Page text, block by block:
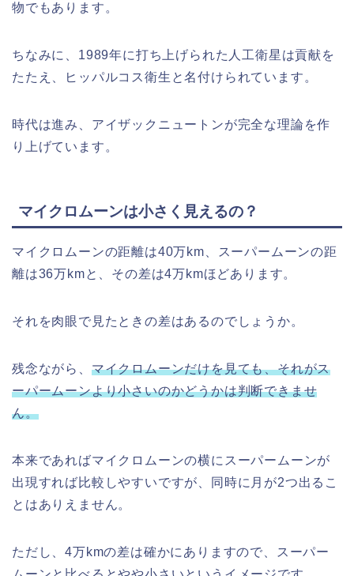
物でもあります。
ちなみに、1989年に打ち上げられた人工衛星は貢献を
たたえ、ヒッパルコス衛生と名付けられています。
時代は進み、アイザックニュートンが完全な理論を作
り上げています。
マイクロムーンは小さく見えるの？
マイクロムーンの距離は40万km、スーパームーンの距
離は36万kmと、その差は4万kmほどあります。
それを肉眼で見たときの差はあるのでしょうか。
残念ながら、 マイクロムーンだけを見ても、それがス
ーパームーンより小さいのかどうかは判断できませ
ん。
本来であればマイクロムーンの横にスーパームーンが
出現すれば比較しやすいですが、同時に月が2つ出るこ
とはありえません。
ただし、4万kmの差は確かにありますので、スーパー